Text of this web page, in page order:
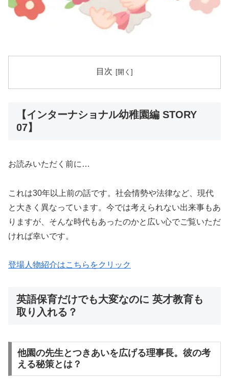
目次
【インターナショナル幼稚園編 STORY
07】
お読みいただく前に…
これは30年以上前の話です。社会情勢や法律など、現代
と大きく異なっています。今では考えられない出来事もあ
りますが、そんな時代もあったのかと広い心でご覧いただ
ければ幸いです。
登場人物紹介はこちらをクリック
英語保育だけでも大変なのに 英才教育も
取り入れる？
他園の先生とつきあいを広げる理事長。彼の考
える秘策とは？